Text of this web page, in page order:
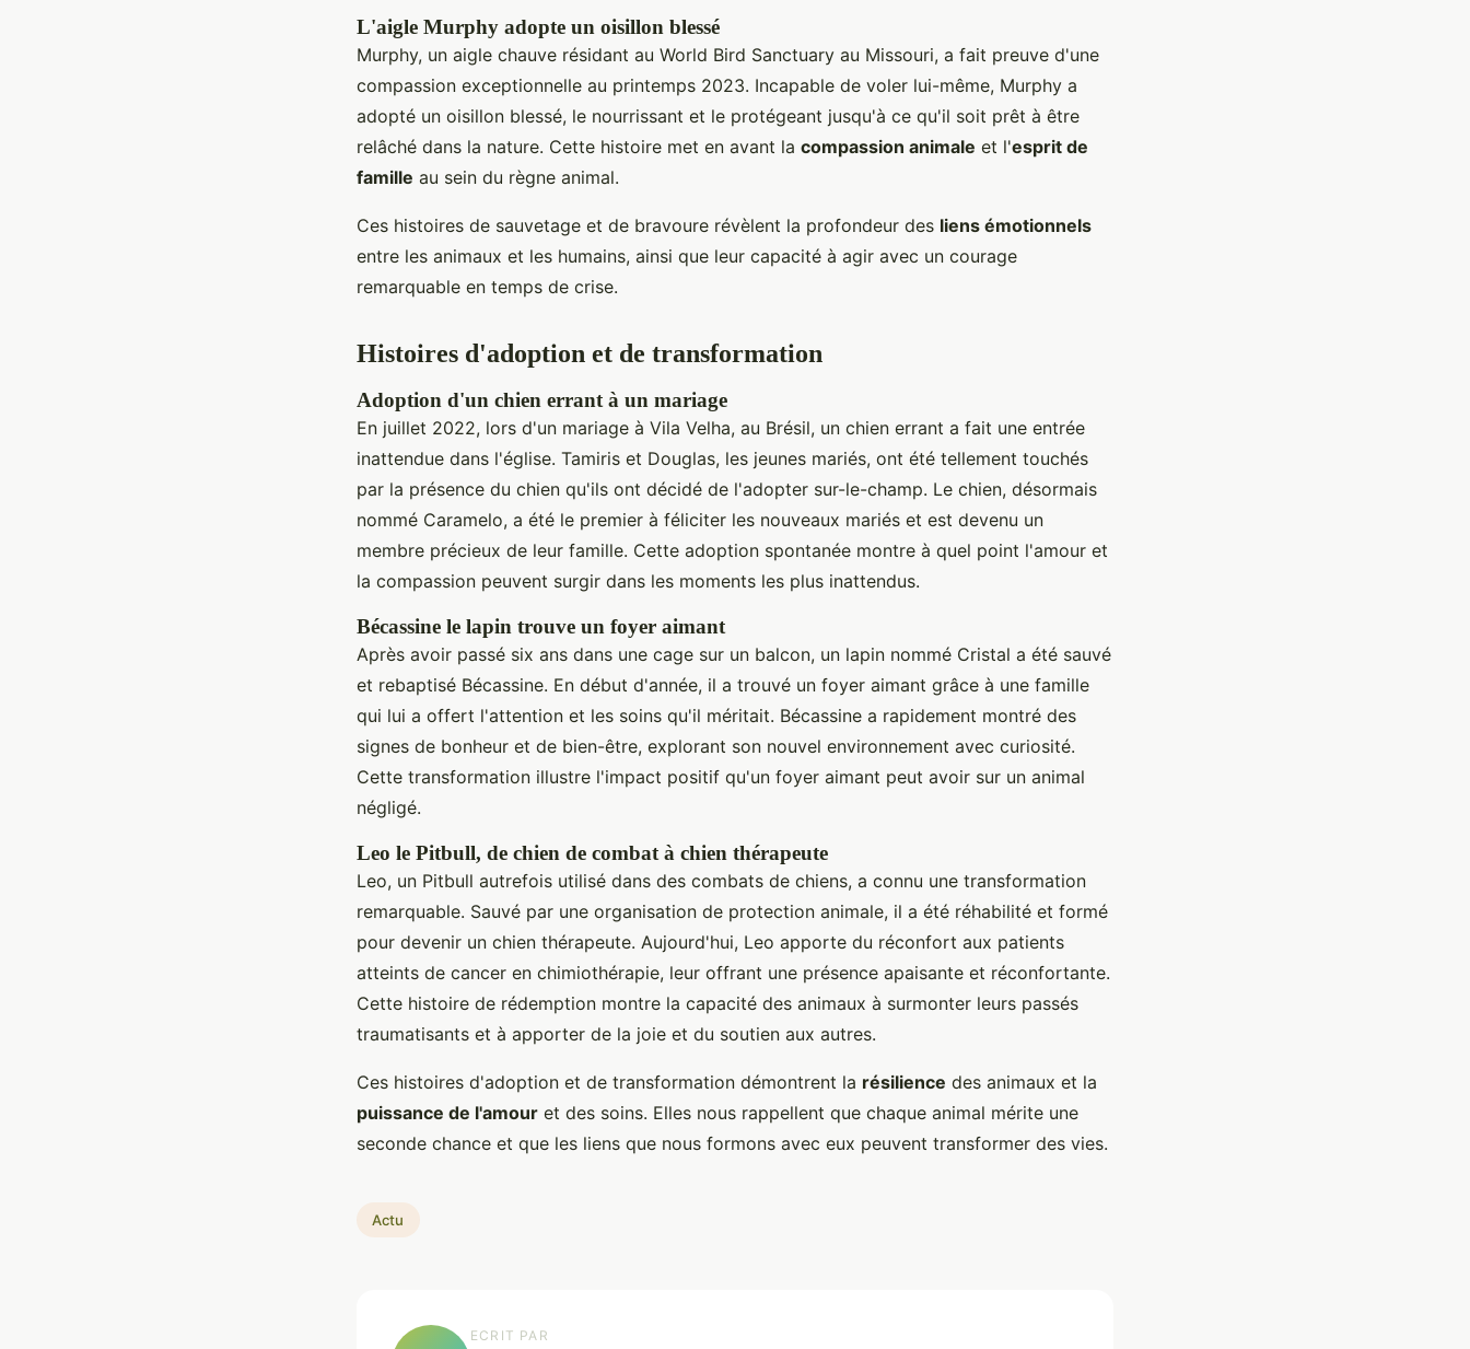
L'aigle Murphy adopte un oisillon blessé
Murphy, un aigle chauve résidant au World Bird Sanctuary au Missouri, a fait preuve d'une
compassion exceptionnelle au printemps 2023. Incapable de voler lui-même, Murphy a
adopté un oisillon blessé, le nourrissant et le protégeant jusqu'à ce qu'il soit prêt à être
relâché dans la nature. Cette histoire met en avant la compassion animale et l'esprit de
famille au sein du règne animal.
Ces histoires de sauvetage et de bravoure révèlent la profondeur des liens émotionnels
entre les animaux et les humains, ainsi que leur capacité à agir avec un courage
remarquable en temps de crise.
Histoires d'adoption et de transformation
Adoption d'un chien errant à un mariage
En juillet 2022, lors d'un mariage à Vila Velha, au Brésil, un chien errant a fait une entrée
inattendue dans l'église. Tamiris et Douglas, les jeunes mariés, ont été tellement touchés
par la présence du chien qu'ils ont décidé de l'adopter sur-le-champ. Le chien, désormais
nommé Caramelo, a été le premier à féliciter les nouveaux mariés et est devenu un
membre précieux de leur famille. Cette adoption spontanée montre à quel point l'amour et
la compassion peuvent surgir dans les moments les plus inattendus.
Bécassine le lapin trouve un foyer aimant
Après avoir passé six ans dans une cage sur un balcon, un lapin nommé Cristal a été sauvé
et rebaptisé Bécassine. En début d'année, il a trouvé un foyer aimant grâce à une famille
qui lui a offert l'attention et les soins qu'il méritait. Bécassine a rapidement montré des
signes de bonheur et de bien-être, explorant son nouvel environnement avec curiosité.
Cette transformation illustre l'impact positif qu'un foyer aimant peut avoir sur un animal
négligé.
Leo le Pitbull, de chien de combat à chien thérapeute
Leo, un Pitbull autrefois utilisé dans des combats de chiens, a connu une transformation
remarquable. Sauvé par une organisation de protection animale, il a été réhabilité et formé
pour devenir un chien thérapeute. Aujourd'hui, Leo apporte du réconfort aux patients
atteints de cancer en chimiothérapie, leur offrant une présence apaisante et réconfortante.
Cette histoire de rédemption montre la capacité des animaux à surmonter leurs passés
traumatisants et à apporter de la joie et du soutien aux autres.
Ces histoires d'adoption et de transformation démontrent la résilience des animaux et la
puissance de l'amour et des soins. Elles nous rappellent que chaque animal mérite une
seconde chance et que les liens que nous formons avec eux peuvent transformer des vies.
Actu
ECRIT PAR